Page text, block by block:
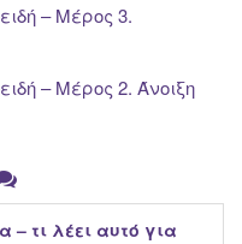
– Μέρος 3.
– Μέρος 2. Άνοιξη
τι λέει αυτό για